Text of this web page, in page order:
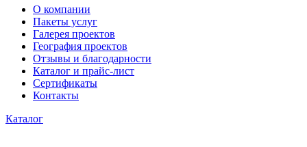
О компании
Пакеты услуг
Галерея проектов
География проектов
Отзывы и благодарности
Каталог и прайс-лист
Сертификаты
Контакты
Каталог